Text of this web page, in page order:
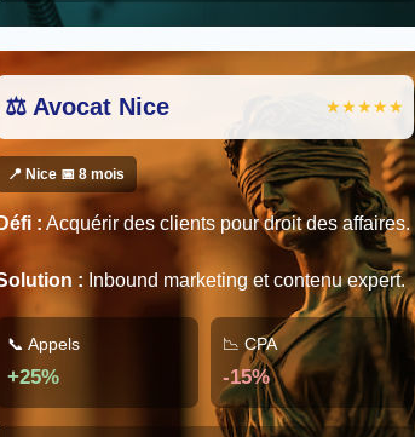
⚖️ Avocat Nice ★★★★★
📍 Nice 📅 8 mois
Défi : Acquérir des clients pour droit des affaires.
: Inbound marketing et contenu expert.
📞 Appels
+25%
📉 CPA
-15%